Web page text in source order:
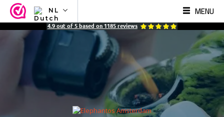
NL
NL
ES
MENU
4.9 out of 5 based on 1185 reviews